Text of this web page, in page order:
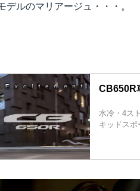
デルのマリアージュ・・・。
CB650R
水冷・4ス
キッドスポ